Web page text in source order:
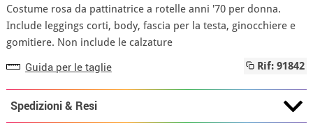
Costume rosa da pattinatrice a rotelle anni '70 per donna.
Include leggings corti, body, fascia per la testa, ginocchiere e
gomitiere. Non include le calzature
Guida per le taglie Rif: 91842
Spedizioni & Resi